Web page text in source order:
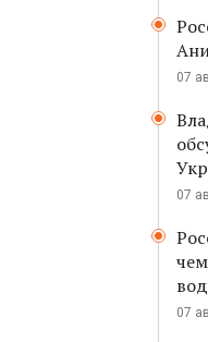
07
07
07